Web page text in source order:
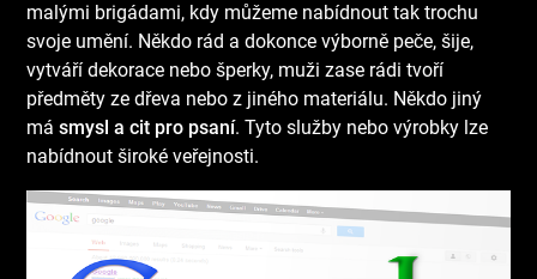
malými brigádami, kdy můžeme nabídnout tak trochu
svoje umění. Někdo rád a dokonce výborně peče, šije,
vytváří dekorace nebo šperky, muži zase rádi tvoří
předměty ze dřeva nebo z jiného materiálu. Někdo jiný
másmysl a cit pro psaní. Tyto služby nebo výrobky lze
nabídnout široké veřejnosti.